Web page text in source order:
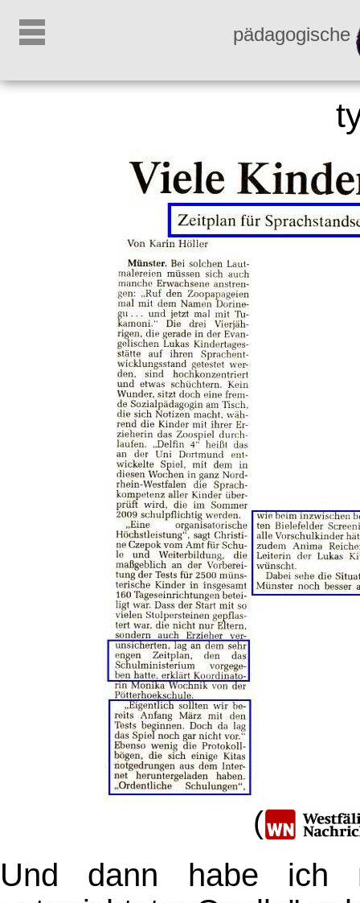
pädagogische